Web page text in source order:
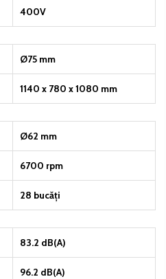
400V
Ø75 mm
1140 x 780 x 1080 mm
Ø62 mm
6700 rpm
28 bucăți
83.2 dB(A)
96.2 dB(A)